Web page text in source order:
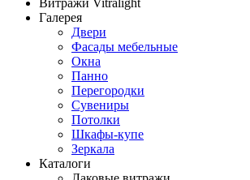
Витражи Vitralight
Галерея
Двери
Фасады мебельные
Окна
Панно
Перегородки
Сувениры
Потолки
Шкафы-купе
Зеркала
Каталоги